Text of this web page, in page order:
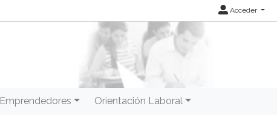
Acceder
Emprendedores Orientación Laboral